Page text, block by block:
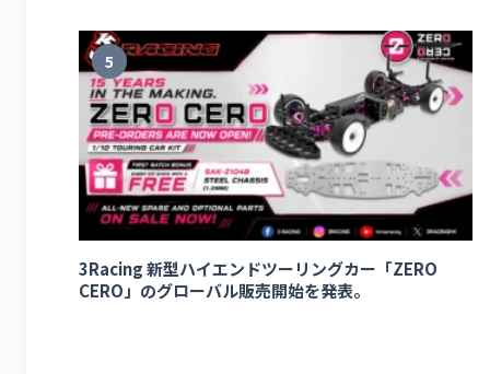
5
3Racing 新型ハイエンドツーリングカー「ZERO
CERO」のグローバル販売開始を発表。